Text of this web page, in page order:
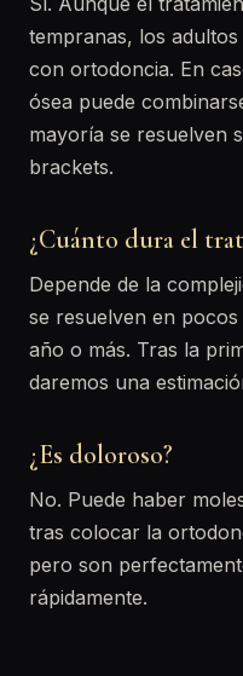
tempranas, los
con ortodoncia. En
ósea puede
mayoría se resuelven
brackets.
¿Cuánto dura el
Depende de la
se resuelven en
año o más. Tras la
daremos una
¿Es doloroso?
No. Puede haber
tras colocar la
pero son
rápidamente.